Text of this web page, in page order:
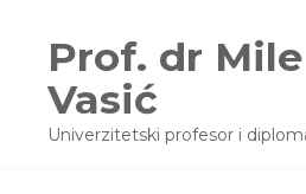
Prof. dr Mile
Vasić
Univerzitetski profesor i